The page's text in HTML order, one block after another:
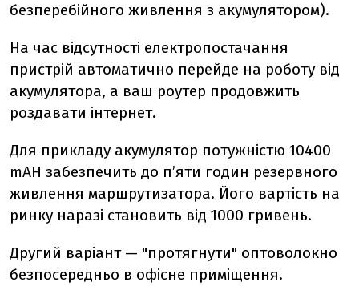
безперебійного живлення з акумулятором).
На час відсутності електропостачання
пристрій автоматично перейде на роботу від
акумулятора, а ваш роутер продовжить
роздавати інтернет.
Для прикладу акумулятор потужністю 10400
mAH забезпечить до п’яти годин резервного
живлення маршрутизатора. Його вартість на
ринку наразі становить від 1000 гривень.
Другий варіант — "протягнути" оптоволокно
безпосередньо в офісне приміщення.